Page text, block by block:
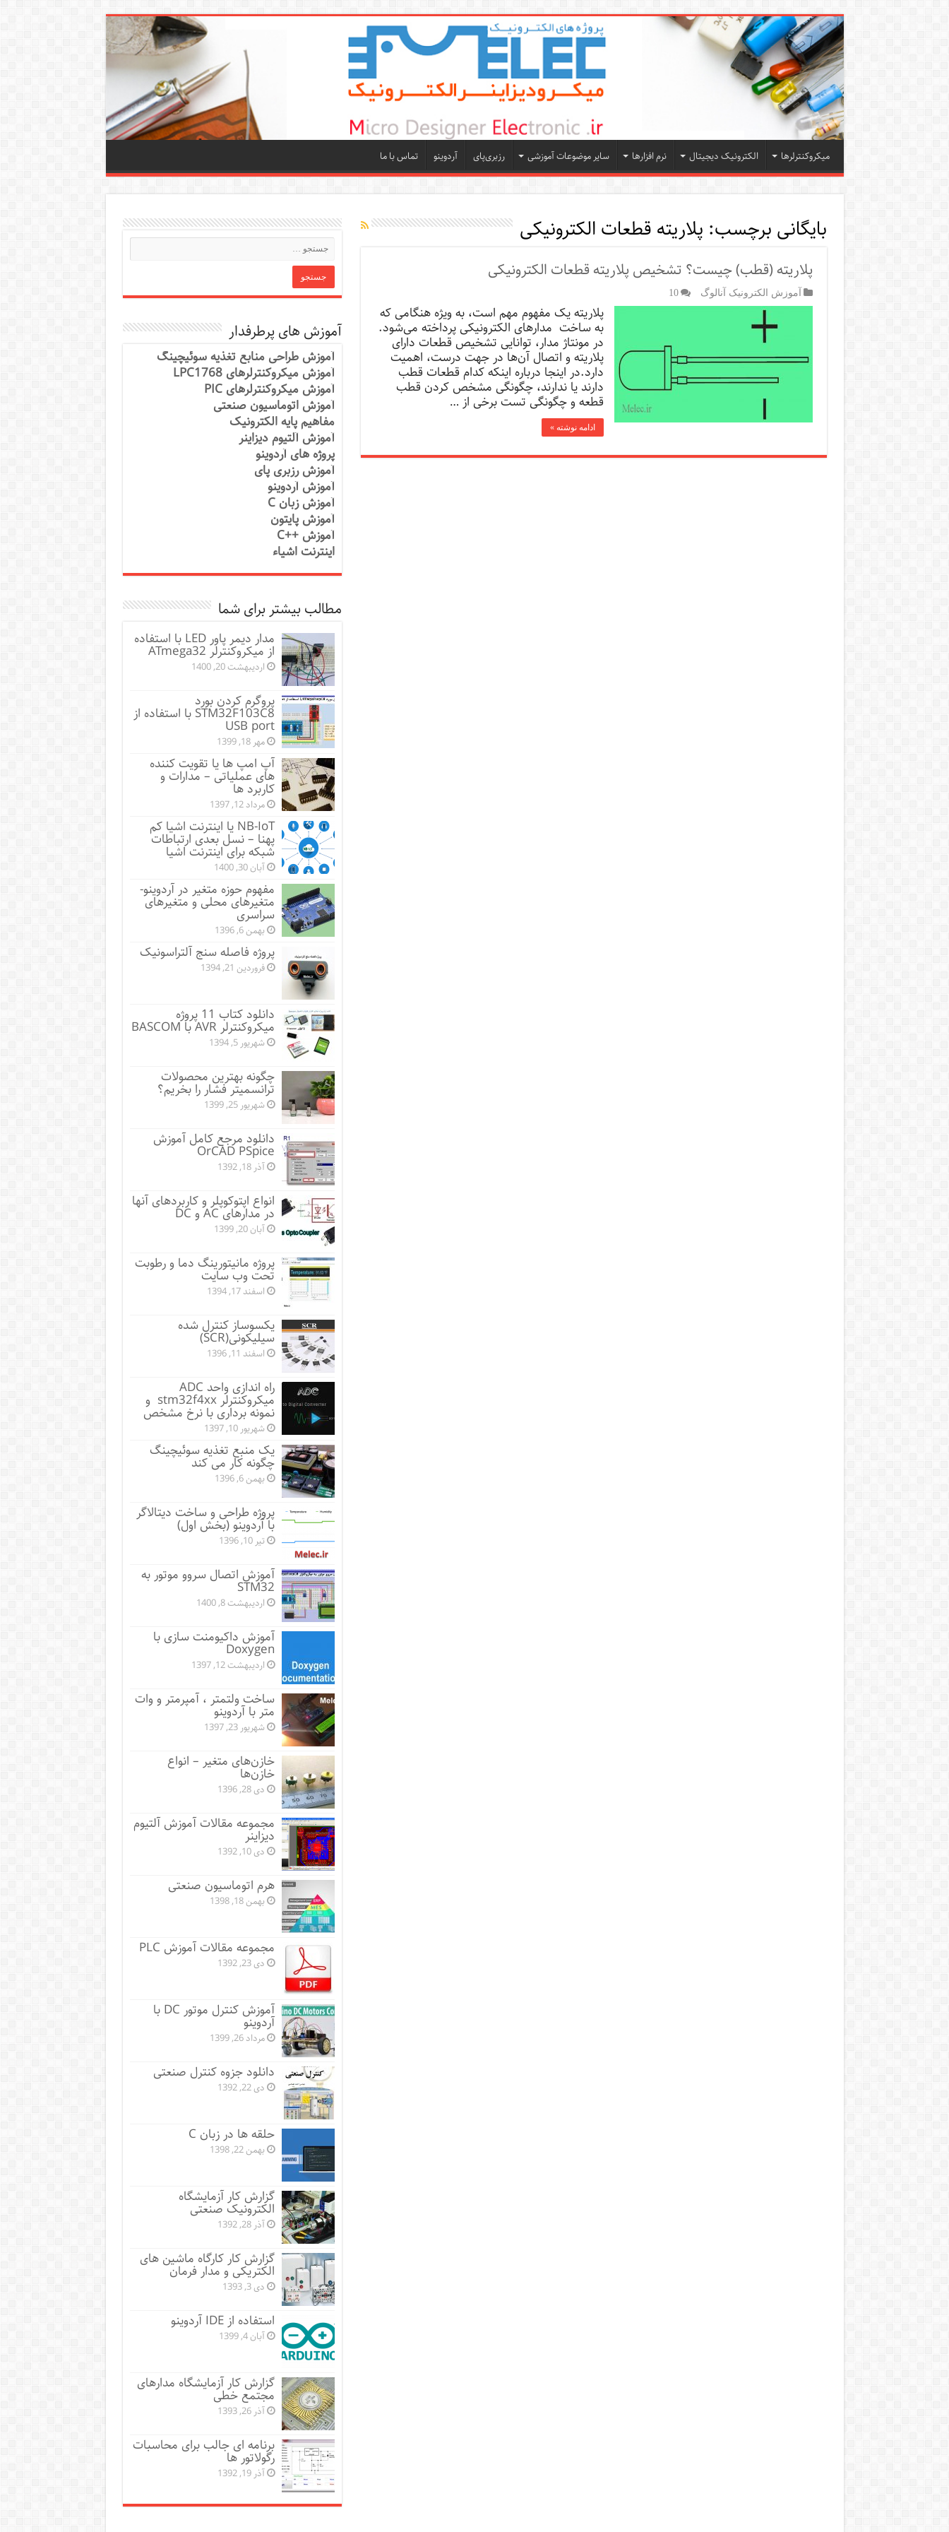
میکروکنترلرها الکترونیک دیجیتال نرم افزارها سایر موضوعات آموزشی رزبری‌پای آردوینو تماس با ما
بایگانی برچسب: پلاریته قطعات الکترونیکی
پلاریته (قطب) چیست؟ تشخیص پلاریته قطعات الکترونیکی
آموزش الکترونیک آنالوگ 10
پلاریته یک مفهوم مهم است، به ویژه هنگامی که
به ساخت مدارهای الکترونیکی پرداخته می‌شود.
در مونتاژ مدار، توانایی تشخیص قطعات دارای
پلاریته و اتصال آن‌ها در جهت درست، اهمیت
دارد.در اینجا درباره اینکه کدام قطعات قطب
دارند یا ندارند، چگونگی مشخص کردن قطب
قطعه و چگونگی تست برخی از …
ادامه نوشته »
آموزش های پرطرفدار
آموزش طراحی منابع تغذیه سوئیچینگ
آموزش میکروکنترلرهای LPC1768
آموزش میکروکنترلرهای PIC
آموزش اتوماسیون صنعتی
مفاهیم پایه الکترونیک
آموزش آلتیوم دیزاینر
پروژه های آردوینو
آموزش رزبری پای
آموزش آردوینو
آموزش زبان C
آموزش پایتون
آموزش ++C
اینترنت اشیاء
مطالب بیشتر برای شما
مدار دیمر پاور LED با استفاده
از میکروکنترلر ATmega32
اردیبهشت 20, 1400
پروگرم کردن بورد
STM32F103C8 با استفاده از
USB port
مهر 18, 1399
آپ امپ ها یا تقویت کننده
های عملیاتی – مدارات و
کاربرد ها
مرداد 12, 1397
NB-IoT یا اینترنت اشیا کم
پهنا – نسل بعدی ارتباطات
شبکه برای اینترنت اشیا
آبان 30, 1400
مفهوم حوزه متغیر در آردوینو-
متغیرهای محلی و متغیرهای
سراسری
بهمن 6, 1396
پروژه فاصله سنج آلتراسونیک
فروردین 21, 1394
دانلود کتاب 11 پروژه
میکروکنترلر AVR با BASCOM
شهریور 5, 1394
چگونه بهترین محصولات
ترانسمیتر فشار را بخریم؟
شهریور 25, 1399
دانلود مرجع کامل آموزش
OrCAD PSpice
آذر 18, 1392
انواع اپتوکوپلر و کاربردهای آنها
در مدارهای AC و DC
آبان 20, 1399
پروژه مانيتورينگ دما و رطوبت
تحت وب سایت
اسفند 17, 1394
یکسوساز کنترل شده
سیلیکونی(SCR)
اسفند 11, 1396
راه اندازی واحد ADC
میکروکنترلر stm32f4xx و
نمونه برداری با نرخ مشخص
شهریور 10, 1397
یک منبع تغذیه سوئیچینگ
چگونه کار می کند
بهمن 6, 1396
پروژه طراحی و ساخت دیتالاگر
با آردوینو (بخش اول)
تیر 10, 1396
آموزش اتصال سروو موتور به
STM32
اردیبهشت 8, 1400
آموزش داکیومنت سازی با
Doxygen
اردیبهشت 12, 1397
ساخت ولتمتر ، آمپرمتر و وات
متر با آردوینو
شهریور 23, 1397
خازن‌های متغیر – انواع
خازن‌ها
دی 28, 1396
مجموعه مقالات آموزش آلتیوم
دیزاینر
دی 10, 1392
هرم اتوماسیون صنعتی
بهمن 18, 1398
مجموعه مقالات آموزش PLC
دی 23, 1392
آموزش کنترل موتور DC با
آردوینو
مرداد 26, 1399
دانلود جزوه کنترل صنعتی
دی 22, 1392
حلقه ها در زبان C
بهمن 22, 1398
گزارش کار آزمایشگاه
الکترونیک صنعتی
آذر 28, 1392
گزارش کار کارگاه ماشین های
الکتریکی و مدار فرمان
دی 3, 1393
استفاده از IDE آردوینو
آبان 4, 1399
گزارش کار آزمایشگاه مدارهای
مجتمع خطی
آذر 26, 1393
برنامه ای جالب برای محاسبات
رگولاتور ها
آذر 19, 1392